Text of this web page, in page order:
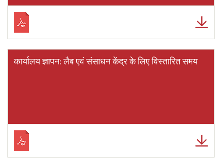
कार्यालय ज्ञापन: लैब एवं संसाधन केंद्र के लिए विस्तारित समय